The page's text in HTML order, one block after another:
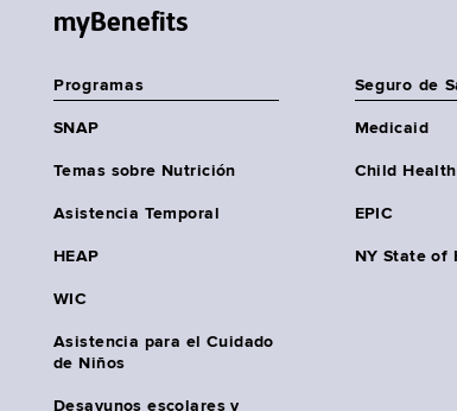
myBenefits
Programas
SNAP
Temas sobre Nutrición
Asistencia Temporal
HEAP
WIC
Asistencia para el Cuidado
de Niños
Desayunos escolares y
Seguro de
Medicaid
Child
EPIC
NY State of